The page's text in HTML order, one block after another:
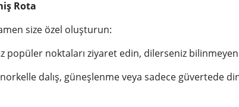
Rota
size özel oluşturun:
popüler noktaları ziyaret edin, dilerseniz bilinmeyen
dalış, güneşlenme veya sadece güvertede